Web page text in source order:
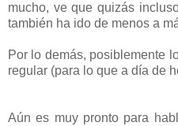
mucho, ve que quizás
también ha ido de menos a
Por lo demás, posiblemente
regular (para lo que a día de
Aún es muy pronto para